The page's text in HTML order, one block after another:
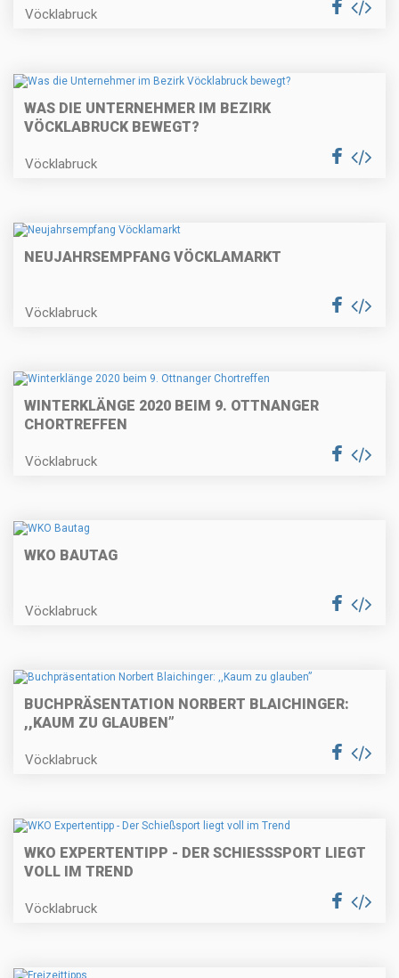
Vöcklabruck
WAS DIE UNTERNEHMER IM BEZIRK
VÖCKLABRUCK BEWEGT?
Vöcklabruck
NEUJAHRSEMPFANG VÖCKLAMARKT
Vöcklabruck
WINTERKLÄNGE 2020 BEIM 9. OTTNANGER
CHORTREFFEN
Vöcklabruck
WKO BAUTAG
Vöcklabruck
BUCHPRÄSENTATION NORBERT BLAICHINGER:
,,KAUM ZU GLAUBEN”
Vöcklabruck
WKO EXPERTENTIPP - DER SCHIESSSPORT LIEGT V
OLL IM TREND
Vöcklabruck